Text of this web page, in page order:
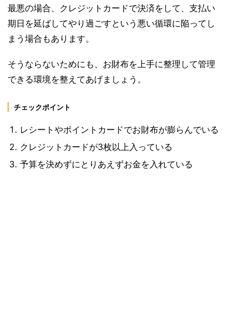
最悪の場合、クレジットカードで決済をして、支払い
期日を延ばしてやり過ごすという悪い循環に陥ってし
まう場合もあります。
そうならないためにも、お財布を上手に整理して管理
できる環境を整えてあげましょう。
チェックポイント
レシートやポイントカードでお財布が膨らんでいる
クレジットカードが3枚以上入っている
予算を決めずにとりあえずお金を入れている